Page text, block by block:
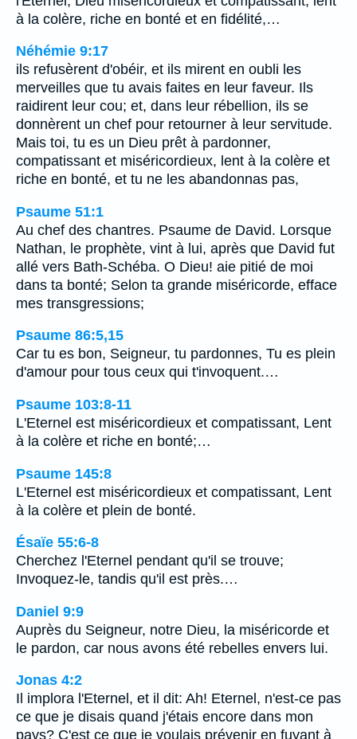
à la colère, riche en bonté et en fidélité,…
Néhémie 9:17
ils refusèrent d'obéir, et ils mirent en oubli les
merveilles que tu avais faites en leur faveur. Ils
raidirent leur cou; et, dans leur rébellion, ils se
donnèrent un chef pour retourner à leur servitude.
Mais toi, tu es un Dieu prêt à pardonner,
compatissant et miséricordieux, lent à la colère et
riche en bonté, et tu ne les abandonnas pas,
Psaume 51:1
Au chef des chantres. Psaume de David. Lorsque
Nathan, le prophète, vint à lui, après que David fut
allé vers Bath-Schéba. O Dieu! aie pitié de moi
dans ta bonté; Selon ta grande miséricorde, efface
mes transgressions;
Psaume 86:5,15
Car tu es bon, Seigneur, tu pardonnes, Tu es plein
d'amour pour tous ceux qui t'invoquent.…
Psaume 103:8-11
L'Eternel est miséricordieux et compatissant, Lent
à la colère et riche en bonté;…
Psaume 145:8
L'Eternel est miséricordieux et compatissant, Lent
à la colère et plein de bonté.
Ésaïe 55:6-8
Cherchez l'Eternel pendant qu'il se trouve;
Invoquez-le, tandis qu'il est près.…
Daniel 9:9
Auprès du Seigneur, notre Dieu, la miséricorde et
le pardon, car nous avons été rebelles envers lui.
Jonas 4:2
Il implora l'Eternel, et il dit: Ah! Eternel, n'est-ce pas
ce que je disais quand j'étais encore dans mon
pays? C'est ce que je voulais prévenir en fuyant à